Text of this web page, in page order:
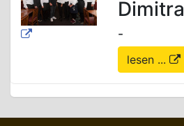
Dimitra
-
lesen ...